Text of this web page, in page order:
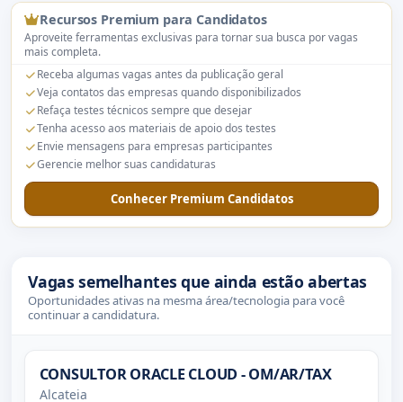
Recursos Premium para Candidatos
Aproveite ferramentas exclusivas para tornar sua busca por vagas
mais completa.
Receba algumas vagas antes da publicação geral
Veja contatos das empresas quando disponibilizados
Refaça testes técnicos sempre que desejar
Tenha acesso aos materiais de apoio dos testes
Envie mensagens para empresas participantes
Gerencie melhor suas candidaturas
Conhecer Premium Candidatos
Vagas semelhantes que ainda estão abertas
Oportunidades ativas na mesma área/tecnologia para você
continuar a candidatura.
CONSULTOR ORACLE CLOUD - OM/AR/TAX
Alcateia